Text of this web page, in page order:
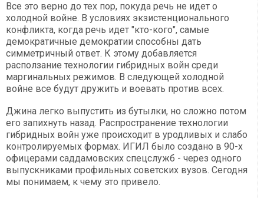
Все это верно до тех пор, покуда речь не идет о
холодной войне. В условиях экзистенционального
конфликта, когда речь идет "кто-кого", самые
демократичные демократии способны дать
симметричный ответ. К этому добавляется
расползание технологии гибридных войн среди
маргинальных режимов. В следующей холодной
войне все будут дружить и воевать против всех.
Джина легко выпустить из бутылки, но сложно потом
его запихнуть назад. Распространение технологии
гибридных войн уже происходит в уродливых и слабо
контролируемых формах. ИГИЛ было создано в 90-х
офицерами саддамовских спецслужб - через одного
выпускниками профильных советских вузов. Сегодня
мы понимаем, к чему это привело.